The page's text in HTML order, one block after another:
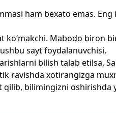
ham bexato emas.
Mabodo biron
sayt foydalanuvchisi.
bilish talab etilsa,
ravishda xotirangizga
qilib, bilimingizni oshirishda